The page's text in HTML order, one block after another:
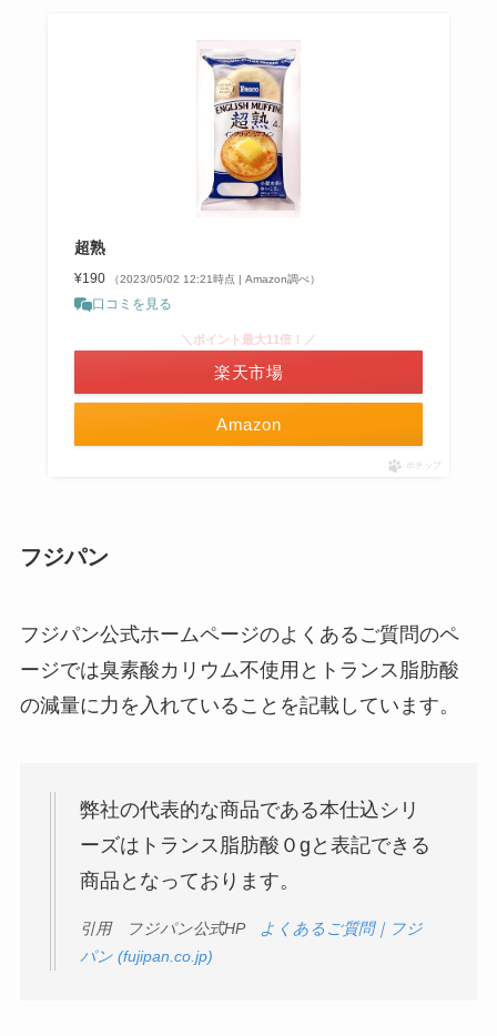
超熟
¥190 （2023/05/02 12:21時点 | Amazon調べ）
口コミを見る
Amazon
＼ポイント最大11倍！／
楽天市場
ポチップ
フジパン
フジパン公式ホームページのよくあるご質問のペ
ージでは臭素酸カリウム不使用とトランス脂肪酸
の減量に力を入れていることを記載しています。
弊社の代表的な商品である本仕込シリ
ーズはトランス脂肪酸０gと表記できる
商品となっております。
引用 フジパン公式HP
よくあるご質問｜フジ
パン (fujipan.co.jp)